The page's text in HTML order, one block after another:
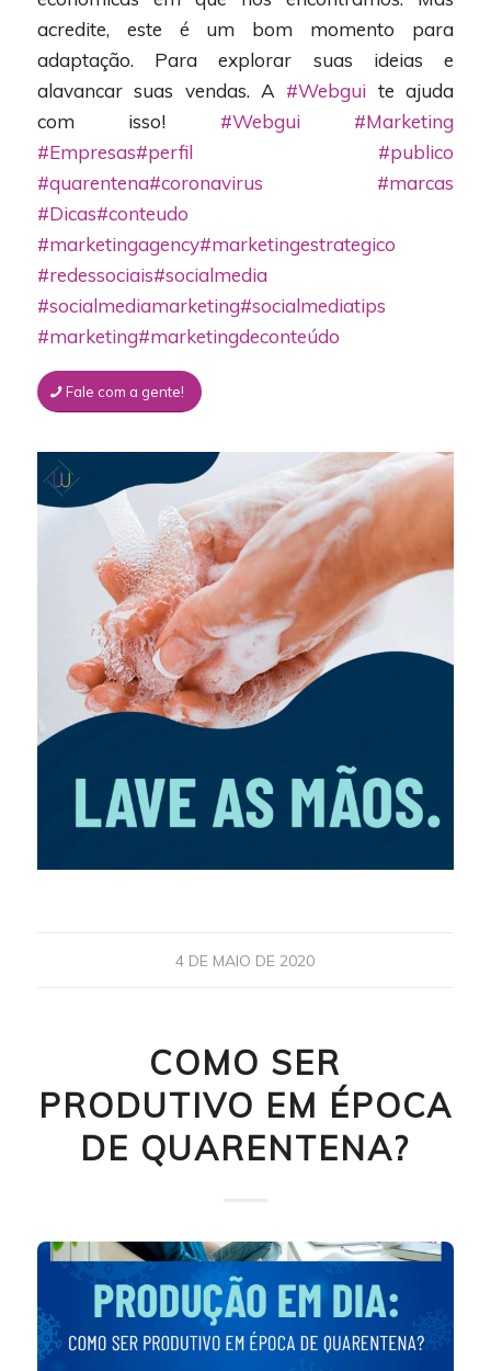
acredite, este é um bom momento para
adaptação. Para explorar suas ideias e
alavancar suas vendas. A #Webgui te ajuda
com isso! #Webgui
#Marketing
#Empresas#perfil
#publico
#quarentena#coronavirus
#marcas
#Dicas#conteudo
#marketingagency#marketingestrategico
#redessociais#socialmedia
#socialmediamarketing#socialmediatips
#marketing#marketingdeconteúdo
Fale com a gente!
4 DE MAIO DE 2020
COMO SER
PRODUTIVO EM ÉPOCA
DE QUARENTENA?